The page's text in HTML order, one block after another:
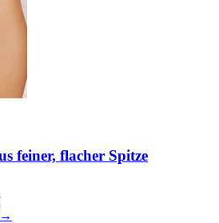
feiner, flacher Spitze
→